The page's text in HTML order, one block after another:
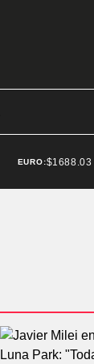
EURO:$1688.03